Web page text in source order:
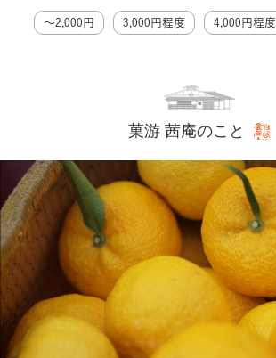
〜2,000円 3,000円程度 4,000円程度
菓游 茜庵のこと